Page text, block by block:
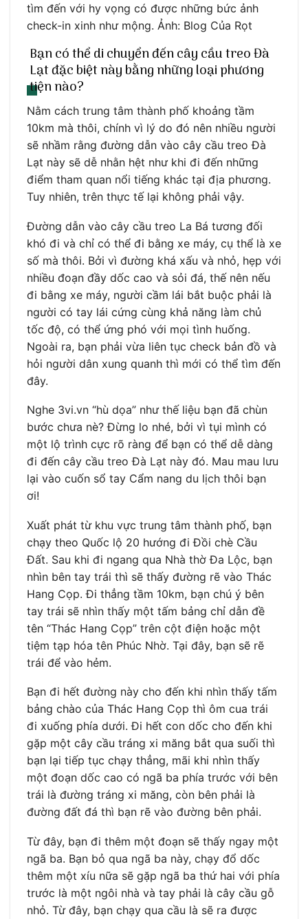
tìm đến với hy vọng có được những bức ảnh
check-in xinh như mộng. Ảnh: Blog Của Rọt
Bạn có thể di chuyển đến cây cầu treo Đà
Lạt đặc biệt này bằng những loại phương
tiện nào?
Nằm cách trung tâm thành phố khoảng tầm
10km mà thôi, chính vì lý do đó nên nhiều người
sẽ nhầm rằng đường dẫn vào cây cầu treo Đà
Lạt này sẽ dễ nhằn hệt như khi đi đến những
điểm tham quan nổi tiếng khác tại địa phương.
Tuy nhiên, trên thực tế lại không phải vậy.
Đường dẫn vào cây cầu treo La Bá tương đối
khó đi và chỉ có thể đi bằng xe máy, cụ thể là xe
số mà thôi. Bởi vì đường khá xấu và nhỏ, hẹp với
nhiều đoạn đầy dốc cao và sỏi đá, thế nên nếu
đi bằng xe máy, người cầm lái bắt buộc phải là
người có tay lái cứng cùng khả năng làm chủ
tốc độ, có thể ứng phó với mọi tình huống.
Ngoài ra, bạn phải vừa liên tục check bản đồ và
hỏi người dân xung quanh thì mới có thể tìm đến
đây.
Nghe 3vi.vn “hù dọa” như thế liệu bạn đã chùn
bước chưa nè? Đừng lo nhé, bởi vì tụi mình có
một lộ trình cực rõ ràng để bạn có thể dễ dàng
đi đến cây cầu treo Đà Lạt này đó. Mau mau lưu
lại vào cuốn sổ tay Cẩm nang du lịch thôi bạn
ơi!
Xuất phát từ khu vực trung tâm thành phố, bạn
chạy theo Quốc lộ 20 hướng đi Đồi chè Cầu
Đất. Sau khi đi ngang qua Nhà thờ Đa Lộc, bạn
nhìn bên tay trái thì sẽ thấy đường rẽ vào Thác
Hang Cọp. Đi thẳng tầm 10km, bạn chú ý bên
tay trái sẽ nhìn thấy một tấm bảng chỉ dẫn đề
tên “Thác Hang Cọp” trên cột điện hoặc một
tiệm tạp hóa tên Phúc Nhờ. Tại đây, bạn sẽ rẽ
trái để vào hẻm.
Bạn đi hết đường này cho đến khi nhìn thấy tấm
bảng chào của Thác Hang Cọp thì ôm cua trái
đi xuống phía dưới. Đi hết con dốc cho đến khi
gặp một cây cầu tráng xi măng bắt qua suối thì
bạn lại tiếp tục chạy thẳng, mãi khi nhìn thấy
một đoạn dốc cao có ngã ba phía trước với bên
trái là đường tráng xi măng, còn bên phải là
đường đất đá thì bạn rẽ vào đường bên phải.
Từ đây, bạn đi thêm một đoạn sẽ thấy ngay một
ngã ba. Bạn bỏ qua ngã ba này, chạy đổ dốc
thêm một xíu nữa sẽ gặp ngã ba thứ hai với phía
trước là một ngôi nhà và tay phải là cây cầu gỗ
nhỏ. Từ đây, bạn chạy qua cầu là sẽ ra được